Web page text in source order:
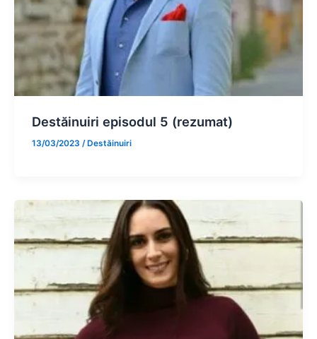
Destăinuiri episodul 5 (rezumat)
13/03/2023 /Destăinuiri